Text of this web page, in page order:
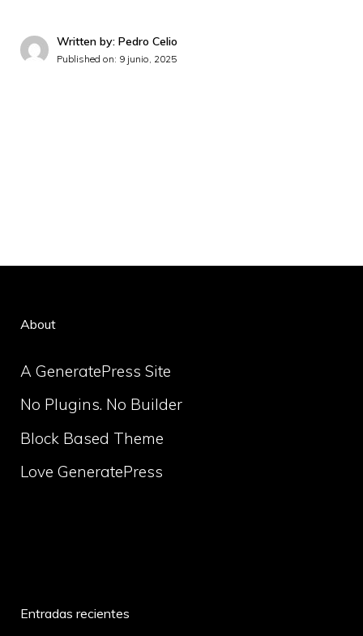
Written by: Pedro Celio
Published on: 9 junio, 2025
About
A GeneratePress Site
No Plugins. No Builder
Block Based Theme
Love GeneratePress
Entradas recientes